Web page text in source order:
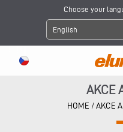
Choose your
English
AKCE
HOME / AKCE